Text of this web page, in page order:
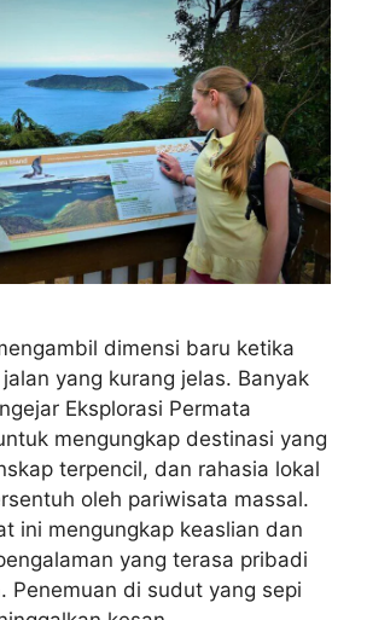
dimensi baru ketika
yang kurang jelas. Banyak
Eksplorasi Permata
mengungkap destinasi yang
terpencil, dan rahasia lokal
oleh pariwisata massal.
ini mengungkap keaslian dan
yang terasa pribadi
Penemuan di sudut yang sepi